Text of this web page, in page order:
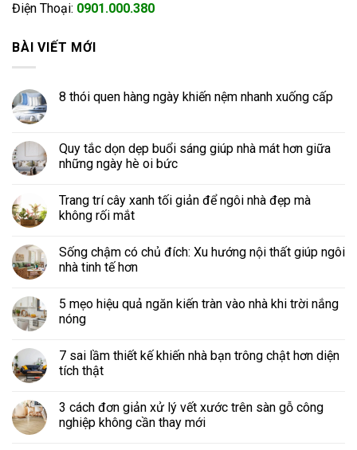
Điện Thoại: 0901.000.380
BÀI VIẾT MỚI
8 thói quen hàng ngày khiến nệm nhanh xuống cấp
Quy tắc dọn dẹp buổi sáng giúp nhà mát hơn giữa
những ngày hè oi bức
Trang trí cây xanh tối giản để ngôi nhà đẹp mà
không rối mắt
Sống chậm có chủ đích: Xu hướng nội thất giúp ngôi
nhà tinh tế hơn
5 mẹo hiệu quả ngăn kiến tràn vào nhà khi trời nắng
nóng
7 sai lầm thiết kế khiến nhà bạn trông chật hơn diện
tích thật
3 cách đơn giản xử lý vết xước trên sàn gỗ công
nghiệp không cần thay mới